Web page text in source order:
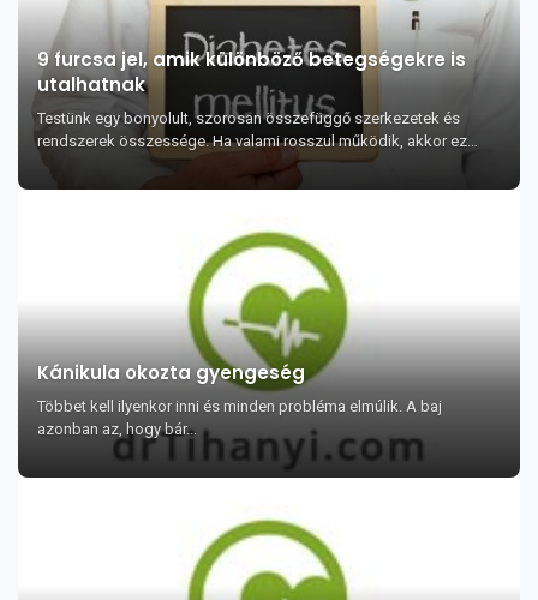
9 furcsa jel, amik különböző betegségekre is
utalhatnak
Testünk egy bonyolult, szorosan összefüggő szerkezetek és
rendszerek összessége. Ha valami rosszul működik, akkor ez
olyan helyeken is kiütközhet, amit nem i...
Kánikula okozta gyengeség
Többet kell ilyenkor inni és minden probléma elmúlik. A baj
azonban az, hogy bár...